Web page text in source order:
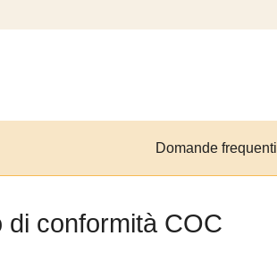
conformità COC
Domande frequenti